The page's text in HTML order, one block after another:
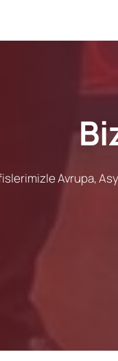
Avrupa,